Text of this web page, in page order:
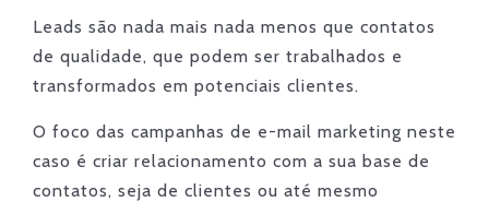
Leads são nada mais nada menos que contatos
de qualidade, que podem ser trabalhados e
transformados em potenciais clientes.
O foco das campanhas de e-mail marketing neste
caso é criar relacionamento com a sua base de
contatos, seja de clientes ou até mesmo